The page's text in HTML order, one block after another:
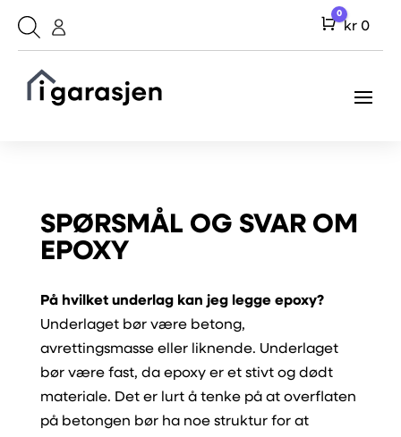
Cart
0
kr 0
SPØRSMÅL OG SVAR OM
EPOXY
På hvilket underlag kan jeg legge epoxy?
Underlaget bør være betong,
avrettingsmasse eller liknende. Underlaget
bør være fast, da epoxy er et stivt og dødt
materiale. Det er lurt å tenke på at overflaten
på betongen bør ha noe struktur for at